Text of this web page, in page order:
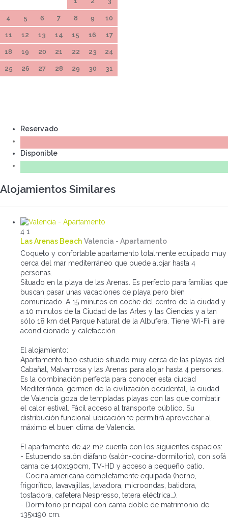
4 5 6 7 8 9 10
11 12 13 14 15 16 17
18 19 20 21 22 23 24
25 26 27 28 29 30 31
Reservado
Disponible
Alojamientos Similares
4 1
Las Arenas Beach Valencia - Apartamento
Coqueto y confortable apartamento totalmente equipado muy
cerca del mar mediterráneo que puede alojar hasta 4
personas.
Situado en la playa de las Arenas. Es perfecto para familias que
buscan pasar unas vacaciones de playa pero bien
comunicado. A 15 minutos en coche del centro de la ciudad y
a 10 minutos de la Ciudad de las Artes y las Ciencias y a tan
sólo 18 km del Parque Natural de la Albufera. Tiene Wi-Fi, aire
acondicionado y calefacción.
El alojamiento:
Apartamento tipo estudio situado muy cerca de las playas del
Cabañal, Malvarrosa y las Arenas para alojar hasta 4 personas.
Es la combinación perfecta para conocer esta ciudad
Mediterránea, germen de la civilización occidental, la ciudad
de Valencia goza de templadas playas con las que combatir
el calor estival. Fácil acceso al transporte público. Su
distribución funcional ubicación te permitirá aprovechar al
máximo el buen clima de Valencia.
El apartamento de 42 m2 cuenta con los siguientes espacios:
- Estupendo salón diáfano (salón-cocina-dormitorio), con sofá
cama de 140x190cm, TV-HD y acceso a pequeño patio.
- Cocina americana completamente equipada (horno,
frigorífico, lavavajillas, lavadora, microondas, batidora,
tostadora, cafetera Nespresso, tetera eléctrica…).
- Dormitorio principal con cama doble de matrimonio de
135x190 cm.